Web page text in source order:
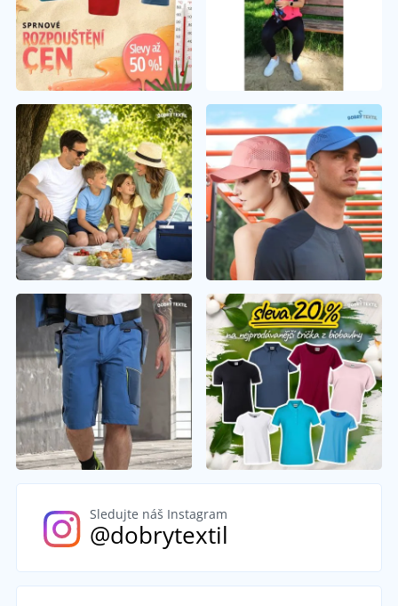
Sledujte náš Instagram
@dobrytextil